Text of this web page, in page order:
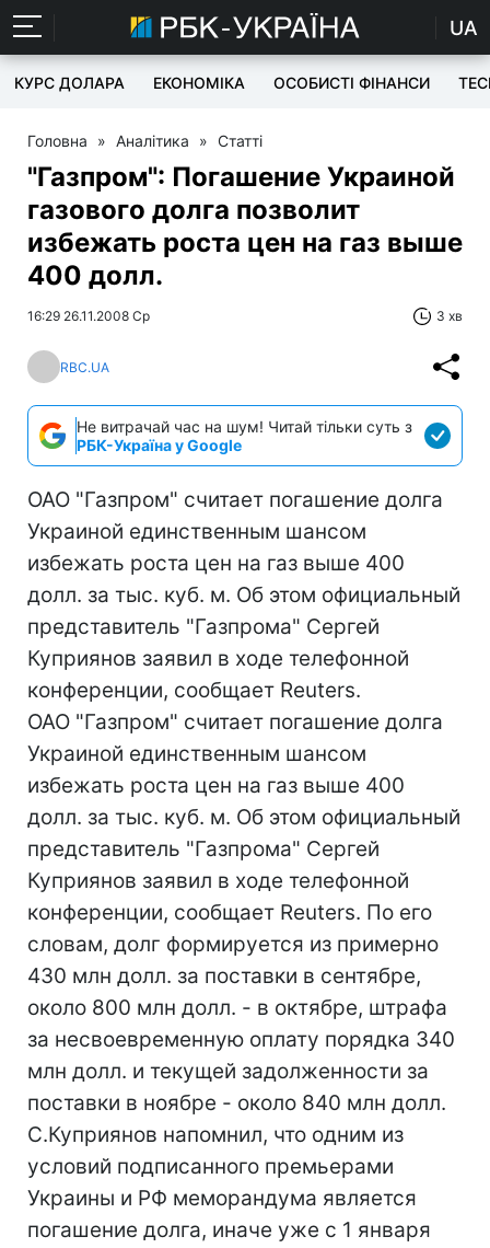
UA
КУРС ДОЛАРА ЕКОНОМІКА ОСОБИСТІ ФІНАНСИ
Головна » Аналітика » Статті
"Газпром": Погашение Украиной
газового долга позволит
избежать роста цен на газ выше
400 долл.
16:29 26.11.2008 Ср 3 хв
RBC.UA
Не витрачай час на шум! Читай тільки суть з
РБК-Україна у Google
ОАО "Газпром" считает погашение долга
Украиной единственным шансом
избежать роста цен на газ выше 400
долл. за тыс. куб. м. Об этом официальный
представитель "Газпрома" Сергей
Куприянов заявил в ходе телефонной
конференции, сообщает Reuters.
ОАО "Газпром" считает погашение долга
Украиной единственным шансом
избежать роста цен на газ выше 400
долл. за тыс. куб. м. Об этом официальный
представитель "Газпрома" Сергей
Куприянов заявил в ходе телефонной
конференции, сообщает Reuters. По его
словам, долг формируется из примерно
430 млн долл. за поставки в сентябре,
около 800 млн долл. - в октябре, штрафа
за несвоевременную оплату порядка 340
млн долл. и текущей задолженности за
поставки в ноябре - около 840 млн долл.
С.Куприянов напомнил, что одним из
условий подписанного премьерами
Украины и РФ меморандума является
погашение долга, иначе уже с 1 января